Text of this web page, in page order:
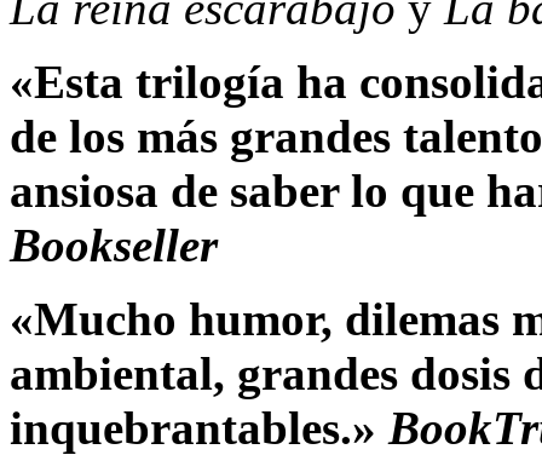
«Esta trilogía ha
de los más grandes
ansiosa de saber lo que
Bookseller
«Mucho humor, dilemas
ambiental, grandes dosis
inquebrantables.»